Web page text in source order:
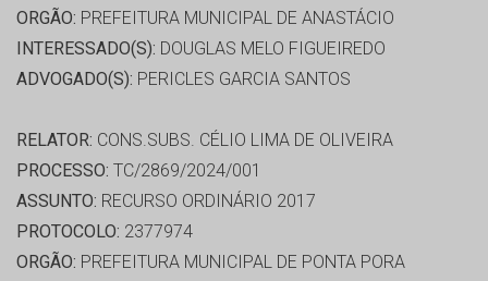
ORGÃO: PREFEITURA MUNICIPAL DE ANASTÁCIO
INTERESSADO(S): DOUGLAS MELO FIGUEIREDO
ADVOGADO(S): PERICLES GARCIA SANTOS
RELATOR: CONS.SUBS. CÉLIO LIMA DE OLIVEIRA
PROCESSO: TC/2869/2024/001
ASSUNTO: RECURSO ORDINÁRIO 2017
PROTOCOLO: 2377974
ORGÃO: PREFEITURA MUNICIPAL DE PONTA PORA